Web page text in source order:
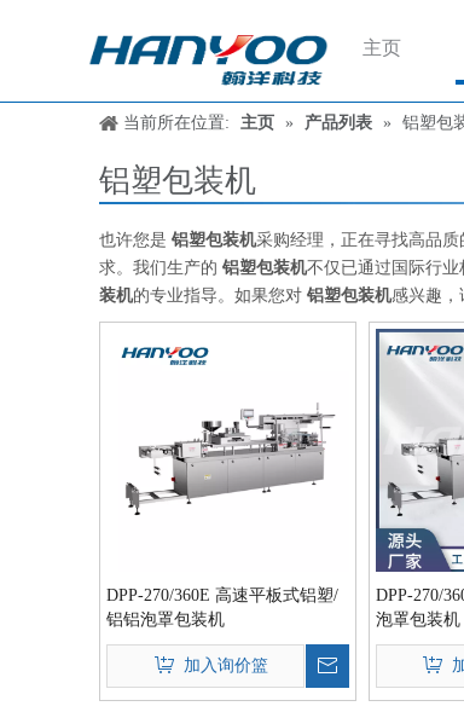
主页
当前所在位置: 主页 » 产品列表 » 铝塑包
铝塑包装机
也许您是 铝塑包装机采购经理，正在寻找高品质
求。我们生产的 铝塑包装机不仅已通过国际行
装机的专业指导。如果您对 铝塑包装机感兴趣，
DPP-270/360E 高速平板式铝塑/
铝铝泡罩包装机
加入询价篮
DPP-270/
泡罩包装机